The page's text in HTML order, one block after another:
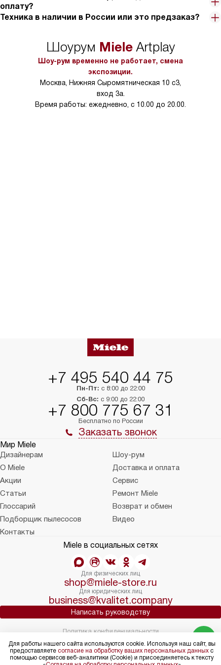
настоящим спасением для меня и моей семьи. Очень
рекомендую всем, кто ценит комфорт, качество и
оплату?
Техника в наличии в России или это предзаказ?
Шоурум MieleArtplay
Шоу-рум временно не работает, смена
экспозиции.
Москва, Нижняя Сыромятническая 10 с3,
вход 3а.
Время работы: ежедневно, с 10.00 до 20.00.
+7 495 540 44 75
Пн-Пт: с 8:00 до 22:00
Сб-Вс: с 9:00 до 22:00
+7 800 775 67 31
Бесплатно по России
Заказать звонок
Мир Miele
Дизайнерам
Шоу-рум
О Miele
Доставка и оплата
Акции
Сервис
Статьи
Ремонт Miele
Глоссарий
Возврат и обмен
Подборщик пылесосов
Видео
Контакты
Miele в социальных сетях
Для физических лиц
shop@miele-store.ru
Для юридических лиц
business@kvalitet.company
Написать руководству
© 2004 – 2026 Магазин Miele «Kvalitet Trade, LLC»
Политика конфиденциальности
Условия продажи
Карта сайта
Для работы нашего сайта используются cookie. Используя наш сайт, вы
предоставляете согласие на обработку ваших персональных данных с
помощью сервисов веб-аналитики (Cookie) и присоединяетесь к тексту